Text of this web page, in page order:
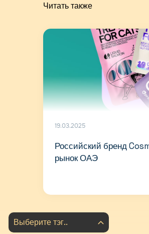
Выберите тэг..
Читать также
19.03.2025
Российский бренд
рынок ОАЭ